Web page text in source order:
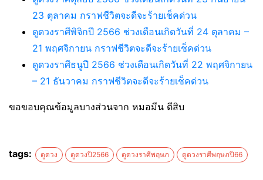
23 ตุลาคม กราฟชีวิตจะดีจะร้ายเช็คด่วน
ดูดวงราศีพิจิกปี 2566 ช่วงเดือนเกิดวันที่ 24 ตุลาคม –
21 พฤศจิกายน กราฟชีวิตจะดีจะร้ายเช็คด่วน
ดูดวงราศีธนูปี 2566 ช่วงเดือนเกิดวันที่ 22 พฤศจิกายน
– 21 ธันวาคม กราฟชีวิตจะดีจะร้ายเช็คด่วน
ขอขอบคุณข้อมูลบางส่วนจาก หมอมีน ตีสิบ
tags: ดูดวง ดูดวงปี2566 ดูดวงราศีพฤษภ ดูดวงราศีพฤษภปี66